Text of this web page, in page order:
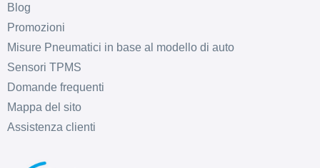
Blog
Promozioni
Misure Pneumatici in base al modello di auto
Sensori TPMS
Domande frequenti
Mappa del sito
Assistenza clienti